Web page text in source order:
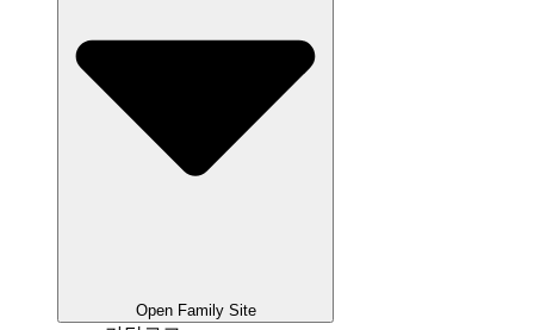
Open Family Site